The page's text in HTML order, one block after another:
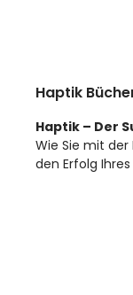
Haptik
Haptik – Der
Wie Sie mit
den Erfolg